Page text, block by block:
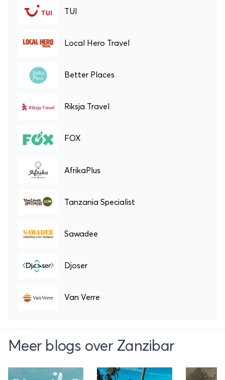
TUI
Local Hero Travel
Better Places
Riksja Travel
FOX
AfrikaPlus
Tanzania Specialist
Sawadee
Djoser
Van Verre
Meer blogs over Zanzibar